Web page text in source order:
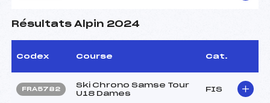
Résultats Alpin 2024
Codex Course Cat.
FRA5782
Ski Chrono Samse Tour
U18 Dames
FIS